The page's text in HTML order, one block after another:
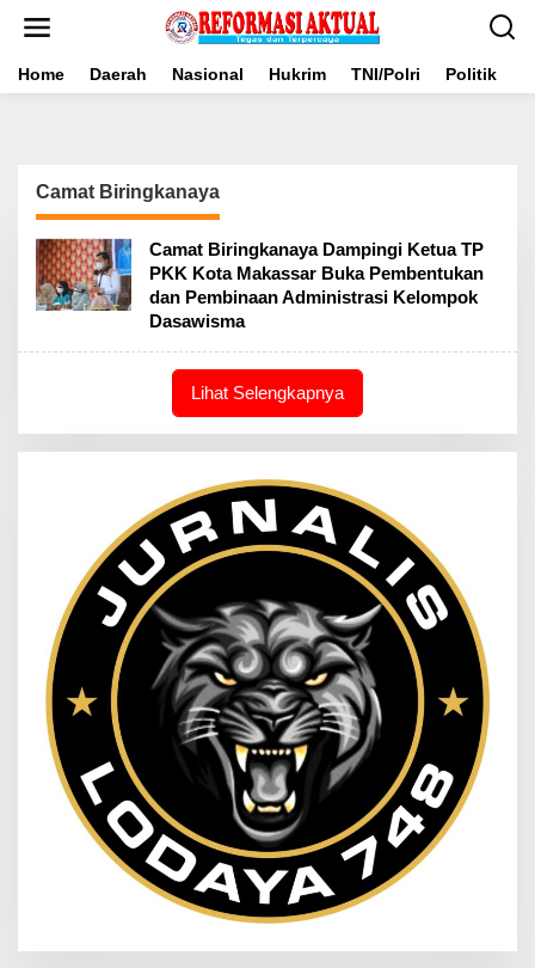
Home Daerah Nasional Hukrim TNI/Polri Politik
Camat Biringkanaya
Camat Biringkanaya Dampingi Ketua TP
PKK Kota Makassar Buka Pembentukan
dan Pembinaan Administrasi Kelompok
Dasawisma
Lihat Selengkapnya